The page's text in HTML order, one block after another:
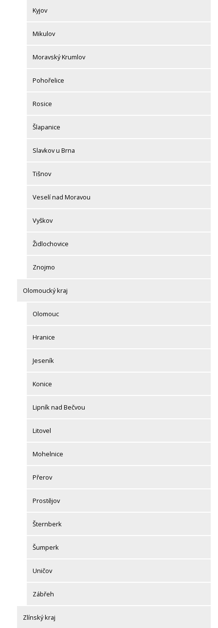
Kyjov
Mikulov
Moravský Krumlov
Pohořelice
Rosice
Šlapanice
Slavkov u Brna
Tišnov
Veselí nad Moravou
Vyškov
Židlochovice
Znojmo
Olomoucký kraj
Olomouc
Hranice
Jeseník
Konice
Lipník nad Bečvou
Litovel
Mohelnice
Přerov
Prostějov
Šternberk
Šumperk
Uničov
Zábřeh
Zlínský kraj